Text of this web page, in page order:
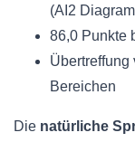
(AI2
86,0 Punkte
Übertreffung
Bereichen
Die natürliche